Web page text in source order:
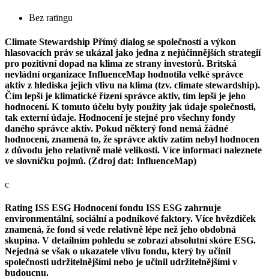
Bez ratingu
Climate Stewardship Přímý dialog se společností a výkon
hlasovacích práv se ukázal jako jedna z nejúčinnějších strategií
pro pozitivní dopad na klima ze strany investorů. Britská
nevládní organizace InfluenceMap hodnotila velké správce
aktiv z hlediska jejich vlivu na klima (tzv. climate stewardship).
Čím lepší je klimatické řízení správce aktiv, tím lepší je jeho
hodnocení. K tomuto účelu byly použity jak údaje společnosti,
tak externí údaje. Hodnocení je stejné pro všechny fondy
daného správce aktiv. Pokud některý fond nemá žádné
hodnocení, znamená to, že správce aktiv zatím nebyl hodnocen
z důvodu jeho relativně malé velikosti. Více informací naleznete
ve slovníčku pojmů. (Zdroj dat: InfluenceMap)
c
Rating ISS ESG Hodnocení fondu ISS ESG zahrnuje
environmentální, sociální a podnikové faktory. Více hvězdiček
znamená, že fond si vede relativně lépe než jeho obdobná
skupina. V detailním pohledu se zobrazí absolutní skóre ESG.
Nejedná se však o ukazatele vlivu fondu, který by učinil
společnosti udržitelnějšími nebo je učinil udržitelnějšími v
budoucnu.